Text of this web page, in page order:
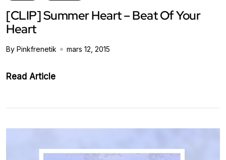
[CLIP] Summer Heart – Beat Of Your
Heart
By Pinkfrenetik mars 12, 2015
Read Article